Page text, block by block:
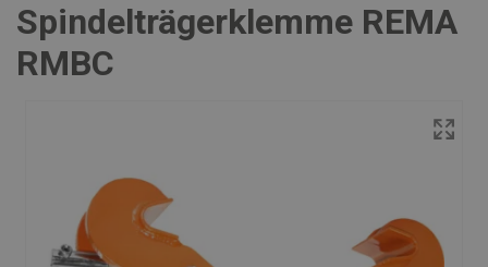
Spindelträgerklemme REMA
RMBC